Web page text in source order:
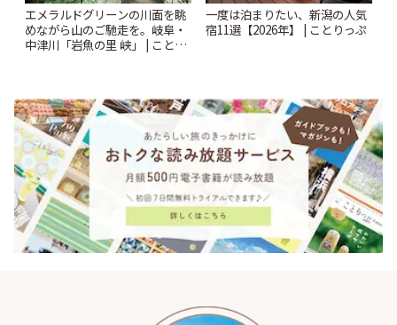
エメラルドグリーンの川面を眺
めながら山のご馳走を。岐阜・
中津川「岩魚の里 峡」 | ことり
一度は泊まりたい、新潟の人気
宿11選【2026年】 | ことりっぷ